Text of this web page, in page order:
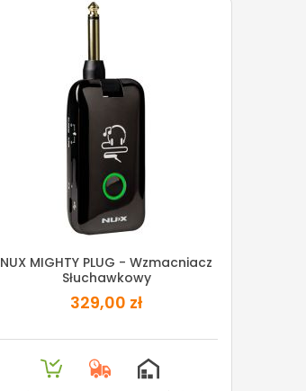
NUX MIGHTY PLUG - Wzmacniacz
Słuchawkowy
329,00 zł